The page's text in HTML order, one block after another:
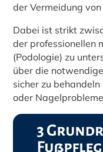
der Vermeidung
Dabei ist strikt
der professionellen
(Podologie) zu
über die
sicher zu
oder